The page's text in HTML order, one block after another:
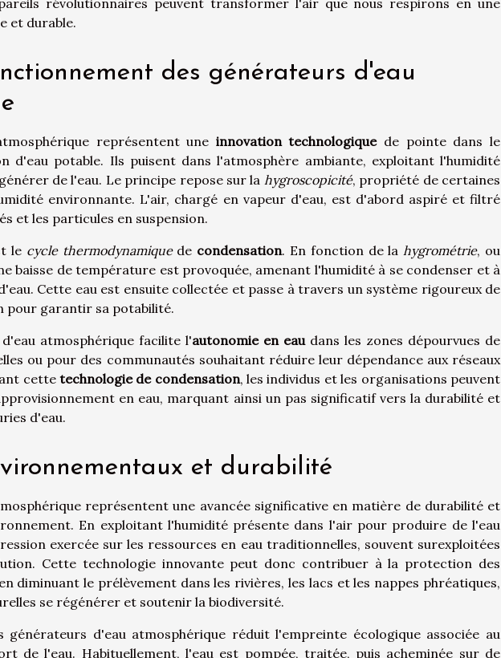
et durable.
des générateurs d'eau
représentent une innovation technologiquede pointe dans le
d'eau potable. Ils puisent dans l'atmosphère ambiante, exploitant l'humidité
de l'eau. Le principe repose sur la hygroscopicité, propriété de certaines
environnante. L'air, chargé en vapeur d'eau, est d'abord aspiré et filtré
et les particules en suspension.
le cycle thermodynamiquede condensation. En fonction de la hygrométrie, ou
baisse de température est provoquée, amenant l'humidité à se condenser et à
Cette eau est ensuite collectée et passe à travers un système rigoureux de
pour garantir sa potabilité.
atmosphérique facilite l'autonomie en eau dans les zones dépourvues de
ou pour des communautés souhaitant réduire leur dépendance aux réseaux
cette technologie de condensation, les individus et les organisations peuvent
en eau, marquant ainsi un pas significatif vers la durabilité et
d'eau.
et durabilité
représentent une avancée significative en matière de durabilité et
En exploitant l'humidité présente dans l'air pour produire de l'eau
exercée sur les ressources en eau traditionnelles, souvent surexploitées
Cette technologie innovante peut donc contribuer à la protection des
diminuant le prélèvement dans les rivières, les lacs et les nappes phréatiques,
se régénérer et soutenir la biodiversité.
d'eau atmosphérique réduit l'empreinte écologique associée au
de l'eau. Habituellement, l'eau est pompée, traitée, puis acheminée sur de